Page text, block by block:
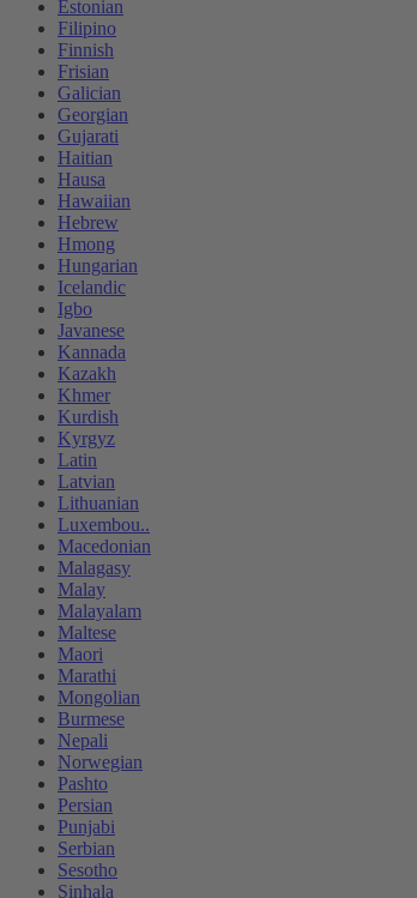
Estonian
Filipino
Finnish
Frisian
Galician
Georgian
Gujarati
Haitian
Hausa
Hawaiian
Hebrew
Hmong
Hungarian
Icelandic
Igbo
Javanese
Kannada
Kazakh
Khmer
Kurdish
Kyrgyz
Latin
Latvian
Lithuanian
Luxembou..
Macedonian
Malagasy
Malay
Malayalam
Maltese
Maori
Marathi
Mongolian
Burmese
Nepali
Norwegian
Pashto
Persian
Punjabi
Serbian
Sesotho
Sinhala